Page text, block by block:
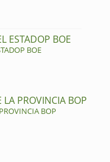
ESTADOP BOE
BOE
LA PROVINCIA BOP
BOP